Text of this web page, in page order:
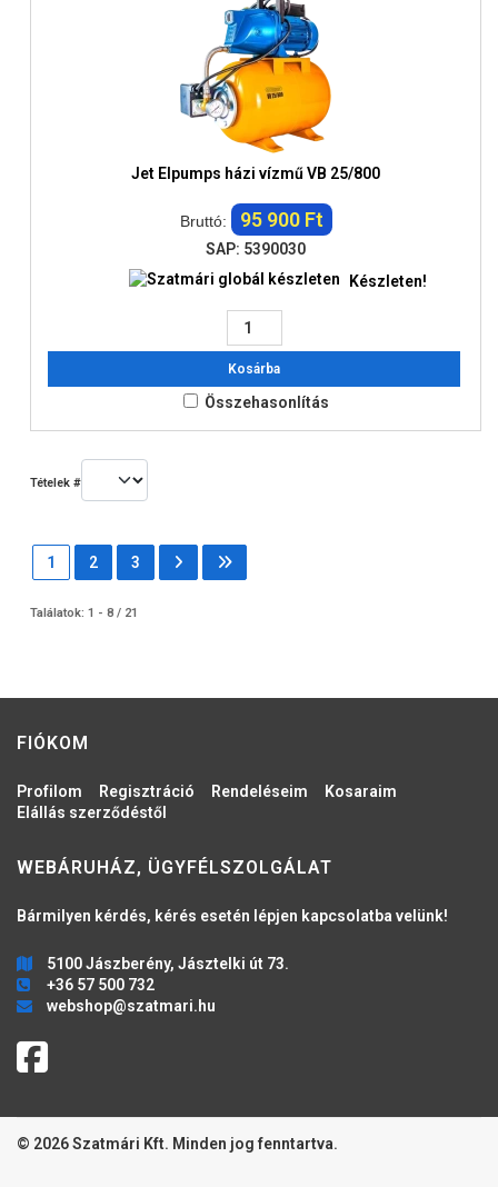
Jet Elpumps házi vízmű VB 25/800
Bruttó: 95 900 Ft
SAP: 5390030
Készleten!
Kosárba
Összehasonlítás
Tételek #
1 2 3
Találatok: 1 - 8 / 21
FIÓKOM
Profilom Regisztráció Rendeléseim
Kosaraim
Elállás szerződéstől
WEBÁRUHÁZ, ÜGYFÉLSZOLGÁLAT
Bármilyen kérdés, kérés esetén lépjen kapcsolatba velünk!
5100 Jászberény, Jásztelki út 73.
+36 57 500 732
webshop@szatmari.hu
© 2026 Szatmári Kft. Minden jog fenntartva.